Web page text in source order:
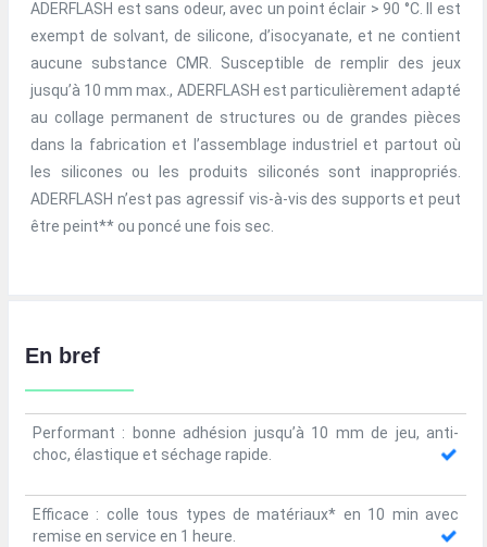
ADERFLASH est sans odeur, avec un point éclair > 90 °C. Il est
exempt de solvant, de silicone, d’isocyanate, et ne contient
aucune substance CMR. Susceptible de remplir des jeux
jusqu’à 10 mm max., ADERFLASH est particulièrement adapté
au collage permanent de structures ou de grandes pièces
dans la fabrication et l’assemblage industriel et partout où
les silicones ou les produits siliconés sont inappropriés.
ADERFLASH n’est pas agressif vis-à-vis des supports et peut
être peint** ou poncé une fois sec.
En bref
Performant : bonne adhésion jusqu’à 10 mm de jeu, anti-
choc, élastique et séchage rapide.
Efficace : colle tous types de matériaux* en 10 min avec
remise en service en 1 heure.